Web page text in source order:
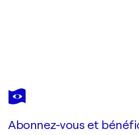
DEBBIE PACHECO
Secret Observation
Abonnez-vous et